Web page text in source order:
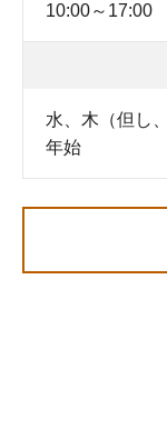
10:00～17:00
水、木（但し
年始